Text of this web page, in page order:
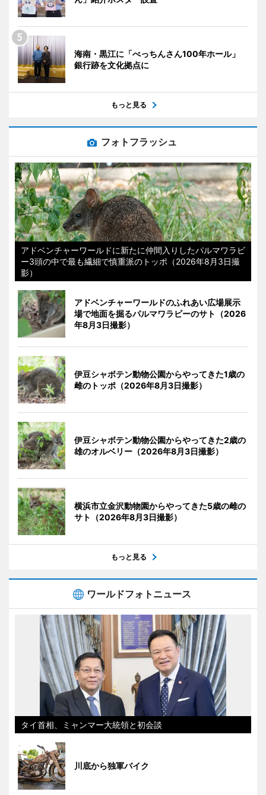
海南・黒江に「べっちんさん100年ホール」
銀行跡を文化拠点に
もっと見る
フォトフラッシュ
アドベンチャーワールドに新たに仲間入りしたパルマワラビ
ー3頭の中で最も繊細で慎重派のトッポ（2026年8月3日撮
影）
アドベンチャーワールドのふれあい広場展示
場で地面を掘るパルマワラビーのサト（2026
年8月3日撮影）
伊豆シャボテン動物公園からやってきた1歳の
雌のトッポ（2026年8月3日撮影）
伊豆シャボテン動物公園からやってきた2歳の
雄のオルベリー（2026年8月3日撮影）
横浜市立金沢動物園からやってきた5歳の雌の
サト（2026年8月3日撮影）
もっと見る
ワールドフォトニュース
タイ首相、ミャンマー大統領と初会談
川底から独軍バイク